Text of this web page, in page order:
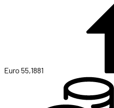
Euro 55,1881